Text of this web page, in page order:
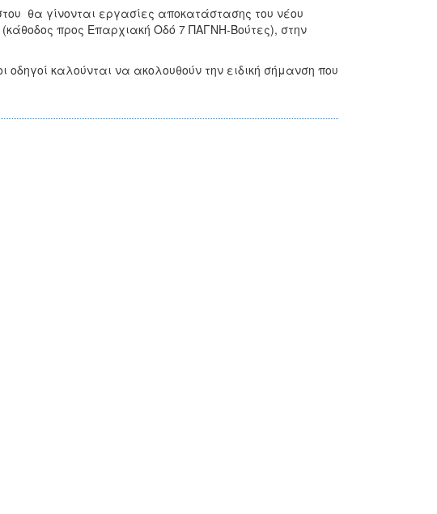
θα γίνονται εργασίες αποκατάστασης του νέου
(κάθοδος προς Επαρχιακή Οδό 7 ΠΑΓΝΗ-Βούτες), στην
καλούνται να ακολουθούν την ειδική σήμανση που